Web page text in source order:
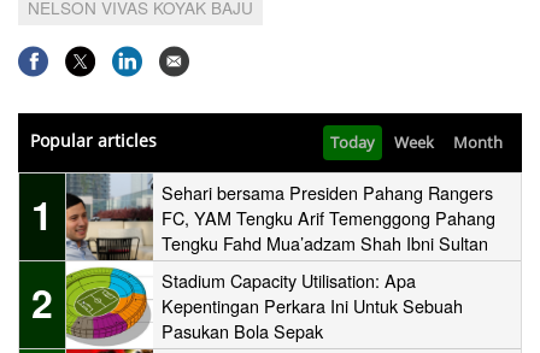
NELSON VIVAS KOYAK BAJU
Popular articles Today Week Month
1
Sehari bersama Presiden Pahang Rangers
FC, YAM Tengku Arif Temenggong Pahang
Tengku Fahd Mua’adzam Shah Ibni Sultan
Haji Ahmad Shah
2
Stadium Capacity Utilisation: Apa
Kepentingan Perkara Ini Untuk Sebuah
Pasukan Bola Sepak